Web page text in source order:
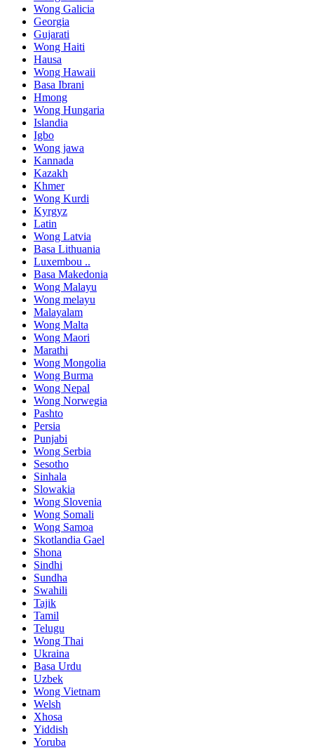
Wong Galicia
Georgia
Gujarati
Wong Haiti
Hausa
Wong Hawaii
Basa Ibrani
Hmong
Wong Hungaria
Islandia
Igbo
Wong jawa
Kannada
Kazakh
Khmer
Wong Kurdi
Kyrgyz
Latin
Wong Latvia
Basa Lithuania
Luxembou ..
Basa Makedonia
Wong Malayu
Wong melayu
Malayalam
Wong Malta
Wong Maori
Marathi
Wong Mongolia
Wong Burma
Wong Nepal
Wong Norwegia
Pashto
Persia
Punjabi
Wong Serbia
Sesotho
Sinhala
Slowakia
Wong Slovenia
Wong Somali
Wong Samoa
Skotlandia Gael
Shona
Sindhi
Sundha
Swahili
Tajik
Tamil
Telugu
Wong Thai
Ukraina
Basa Urdu
Uzbek
Wong Vietnam
Welsh
Xhosa
Yiddish
Yoruba